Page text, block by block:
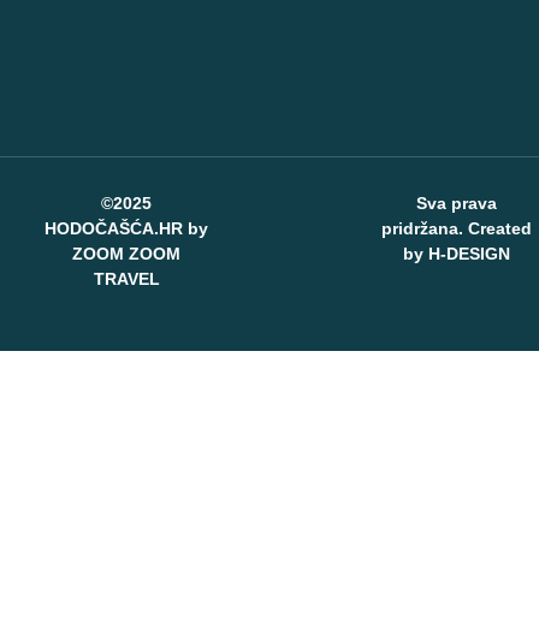
©2025
HODOČAŠĆA.HR by
ZOOM ZOOM
TRAVEL
Sva prava
pridržana. Created
by H-DESIGN